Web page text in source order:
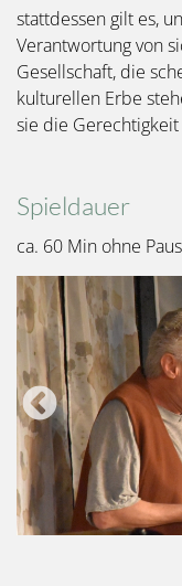
stattdessen gilt es,
Verantwortung von
Gesellschaft, die
kulturellen Erbe
sie die
Spieldauer
ca. 60 Min ohne